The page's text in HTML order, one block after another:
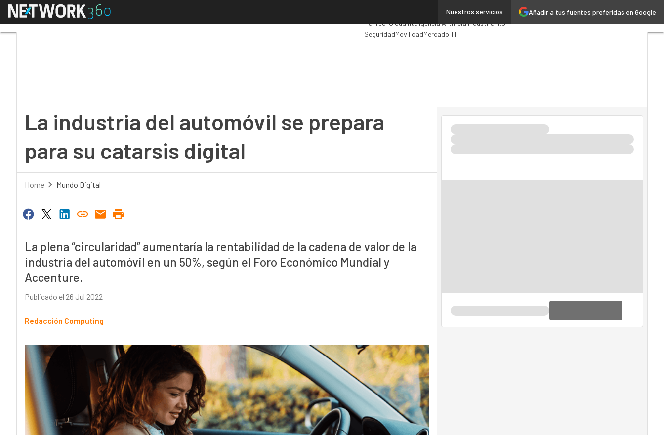
Añadir a tus fuentes preferidas en Google
Nuestros servicios
Menú AnalyticsAdministración Pública
MarTechCloudInteligencia ArtificialIndustria 4.0
SeguridadMovilidadMercado TI
La industria del automóvil se prepara
para su catarsis digital
Home Mundo Digital
La plena “circularidad” aumentaría la rentabilidad de la cadena de valor de la
industria del automóvil en un 50%, según el Foro Económico Mundial y
Accenture.
Publicado el 26 Jul 2022
Redacción Computing